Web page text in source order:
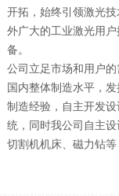
开拓，始终引领激光
外广大的工业激光用
备。
公司立足市场和用户
国内整体制造水平，
制造经验，自主开发
统，同时我公司自主设
切割机机床、磁力钻等